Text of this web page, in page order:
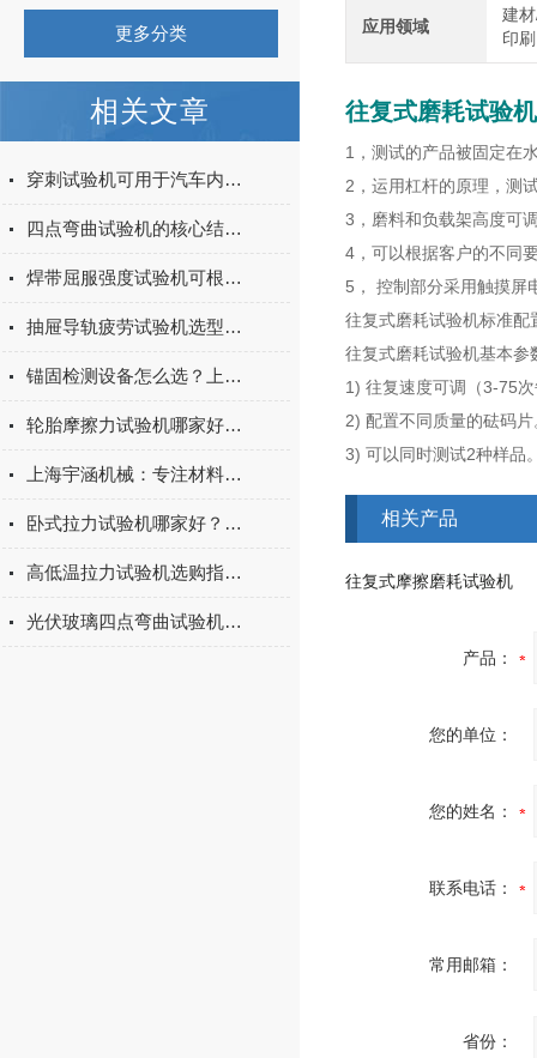
更多分类
相关文章
穿刺试验机可用于汽车内饰表皮、防撞缓冲材料得性能测试
四点弯曲试验机的核心结构与工作原理特点
焊带屈服强度试验机可根据不同标准和试验需求调整试验条件
抽屉导轨疲劳试验机选型指南：如何量化评估家具五金的耐用性
锚固检测设备怎么选？上海宇涵膨胀螺丝拉拔试验机品牌评测
轮胎摩擦力试验机哪家好？上海宇涵试验机综合评测
上海宇涵机械：专注材料力学检测，电池片拉力试验机助力光伏品质管控
卧式拉力试验机哪家好？2026年国产实力厂家实测推荐
高低温拉力试验机选购指南：聚焦上海宇涵的技术实力与可靠方案
光伏玻璃四点弯曲试验机的重要性
应用领域
建
印
往复式磨耗试验
1，测试的产品被固定在
2，运用杠杆的原理，测
3，磨料和负载架高度可
4，可以根据客户的不同
5， 控制部分采用触摸屏
往复式磨耗试验机标准
往复式磨耗试验机基本参
1) 往复速度可调（3-75
2) 配置不同质量的砝码片
3) 可以同时测试2种样品
相关产品
往复式摩擦磨耗试验机
产品：
您的单位：
您的姓名：
联系电话：
常用邮箱：
省份：